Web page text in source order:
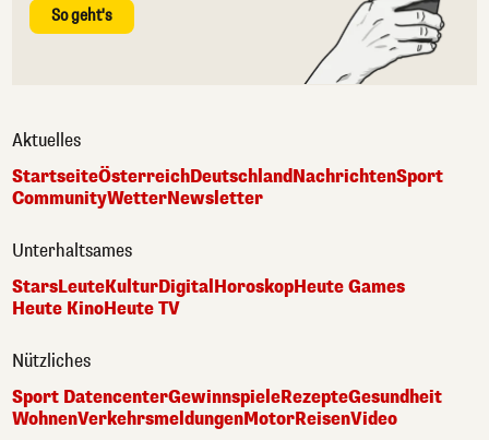
So geht's
Aktuelles
StartseiteÖsterreichDeutschlandNachrichtenSport
CommunityWetterNewsletter
Unterhaltsames
StarsLeuteKulturDigital HoroskopHeute Games
Heute KinoHeute TV
Nützliches
Sport DatencenterGewinnspieleRezepteGesundheit
WohnenVerkehrsmeldungenMotorReisenVideo